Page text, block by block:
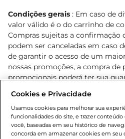
Condições gerais : Em caso de
valor válido é o do carrinho de
Compras sujeitas a confirmação
podem ser canceladas em caso
de garantir o acesso de um
nossas promoções, a compra
promocionais poderá ter sua
o e-commerce e válidos durante
sofrer alterações sem prévia
de bebidas alcoólicas para
Lei n.º 8069/90, art. 81, inciso II
Cookies e Privacidade
Usamos cookies para melhorar sua
funcionalidades do site, e trazer conteúdo
você, baseadas em seu histórico de
concorda em armazenar cookies em seu